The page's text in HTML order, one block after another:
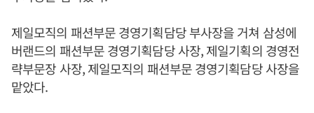
제일모직의 패션부문 경영기획담당 부사장을 거쳐 삼성에
버랜드의 패션부문 경영기획담당 사장, 제일기획의 경영전
략부문장 사장, 제일모직의 패션부문 경영기획담당 사장을
맡았다.